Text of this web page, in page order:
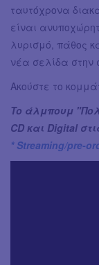
ταυτόχρονα
είναι
λυρισμό, πάθος
νέα σελίδα στην
Aκούστε το
To άλμπουμ
CD και Digital
* Streaming/pre-